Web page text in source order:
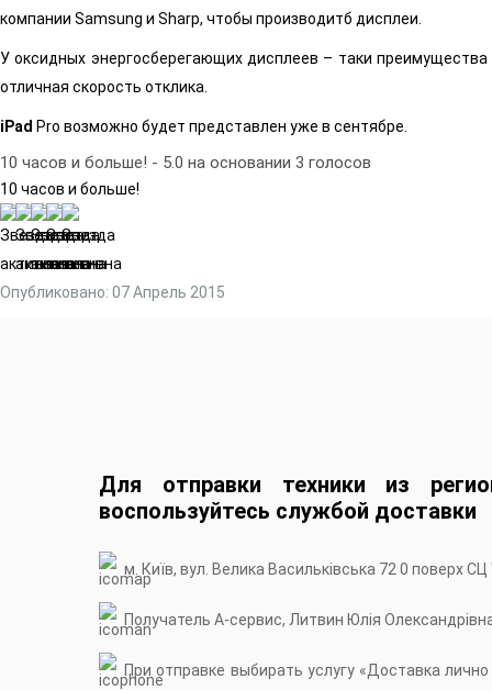
компании Samsung и Sharp, чтобы производитб дисплеи.
У оксидных энергосберегающих дисплеев – таки
отличная скорость отклика.
iPad Pro возможно будет представлен уже в сентябре.
10 часов и больше! - 5.0 на основании 3 голосов
10 часов и больше!
Опубликовано: 07 Апрель 2015
Для отправки техники из
воспользуйтесь службой доставки
м. Київ, вул. Велика Васильківська 72 0 поверх
Получатель А-сервис, Литвин Юлія
При отправке выбирать услугу «Доставка